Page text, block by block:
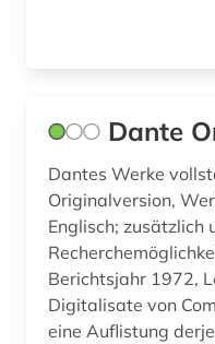
Dante
Dantes Werke
Originalversion,
Englisch; zusätzlich
Berichtsjahr 1972,
Digitalisate von
eine Auflistung